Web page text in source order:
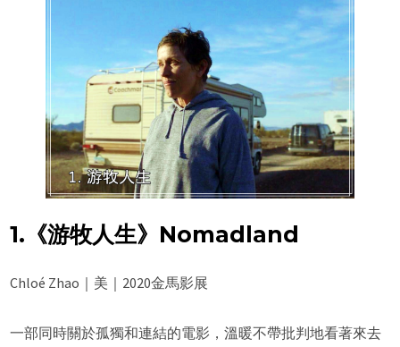
1.《游牧人生》Nomadland
Chloé Zhao｜美｜2020金馬影展
一部同時關於孤獨和連結的電影，溫暖不帶批判地看著來去